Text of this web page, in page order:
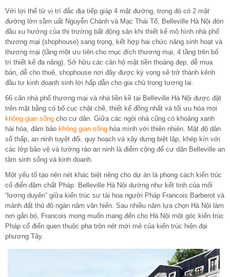
Với lợi thế từ vị trí đắc địa tiếp giáp 4 mặt đường, trong đó có 2 mặt
đường lớn sầm uất Nguyễn Chánh và Mạc Thái Tổ, Belleville Hà Nội đón
đầu xu hướng của thị trường bất động sản khi thiết kế mô hình nhà phố
thương mại (shophouse) sang trọng, kết hợp hai chức năng sinh hoạt và
thương mại (tầng một ưu tiên cho mục đích thương mại, 4 tầng trên bố
trí thiết kế đa năng). Sở hữu các căn hộ mặt tiền thoáng đẹp, dễ mua
bán, dễ cho thuê, shophouse nơi đây được kỳ vọng sẽ trở thành kênh
đầu tư kinh doanh sinh lời hấp dẫn cho gia chủ trong tương lai.
66 căn nhà phố thương mại và nhà liền kề tại Belleville Hà Nội được đặt
trên mặt bằng có bố cục chặt chẽ, thiết kế đồng nhất và tối ưu hóa mọi
không gian sống cho cư dân. Giữa các ngôi nhà cũng có khoảng xanh
hài hòa, đảm bảo không gian sống hòa mình với thiên nhiên. Mật độ dân
số thấp, an ninh tuyệt đối, quy hoạch và xây dựng biệt lập, khép kín với
các lớp bảo vệ và tường rào an ninh là điểm cộng để cư dân Belleville an
tâm sinh sống và kinh doanh.
Một yếu tố tạo nên nét khác biệt riêng cho dự án là phong cách kiến trúc
cổ điển đậm chất Pháp. Belleville Hà Nội dường như kết tinh của mối
“lương duyên” giữa kiến trúc sư tài hoa người Pháp Francois Barberot và
mảnh đất thủ đô ngàn năm văn hiến. Sau nhiều năm lựa chọn Hà Nội làm
nơi gắn bó, Francois mong muốn mang đến cho Hà Nội một góc kiến trúc
Pháp cổ điển quen thuộc pha trộn nét mới mẻ của kiến trúc hiện đại
phương Tây.